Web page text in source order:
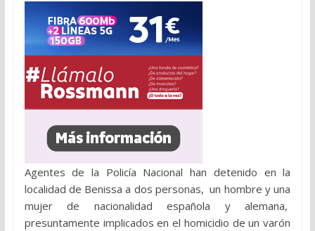
Agentes de la Policía Nacional han detenido en la
localidad de Benissa a dos personas, un hombre y una
mujer de nacionalidad española y alemana,
presuntamente implicados en el homicidio de un varón